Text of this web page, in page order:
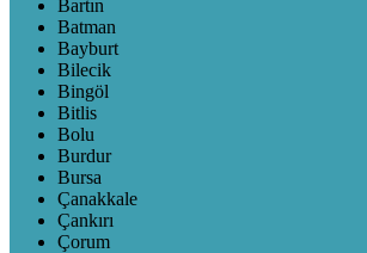
Bartın
Batman
Bayburt
Bilecik
Bingöl
Bitlis
Bolu
Burdur
Bursa
Çanakkale
Çankırı
Çorum